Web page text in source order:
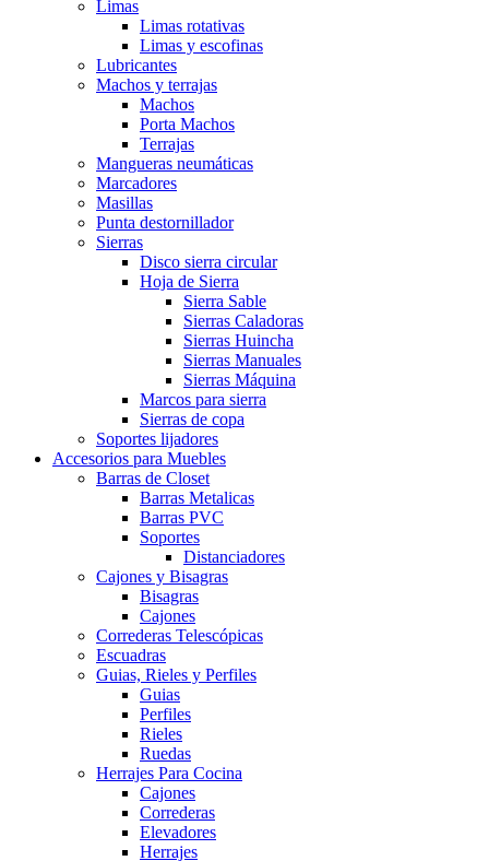
Limas
Limas rotativas
Limas y escofinas
Lubricantes
Machos y terrajas
Machos
Porta Machos
Terrajas
Mangueras neumáticas
Marcadores
Masillas
Punta destornillador
Sierras
Disco sierra circular
Hoja de Sierra
Sierra Sable
Sierras Caladoras
Sierras Huincha
Sierras Manuales
Sierras Máquina
Marcos para sierra
Sierras de copa
Soportes lijadores
Accesorios para Muebles
Barras de Closet
Barras Metalicas
Barras PVC
Soportes
Distanciadores
Cajones y Bisagras
Bisagras
Cajones
Correderas Telescópicas
Escuadras
Guias, Rieles y Perfiles
Guias
Perfiles
Rieles
Ruedas
Herrajes Para Cocina
Cajones
Correderas
Elevadores
Herrajes